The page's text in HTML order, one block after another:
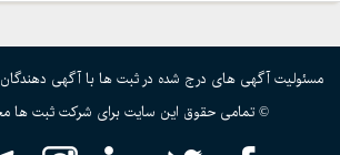
مسئولیت آگهی های درج شده در ثبت ها با آگهی
© تمامی حقوق این سایت برای شرکت ثبت ها